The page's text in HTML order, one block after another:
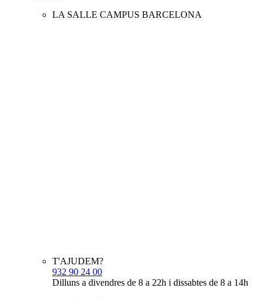
LA SALLE CAMPUS BARCELONA
T'AJUDEM?
932 90 24 00
Dilluns a divendres de 8 a 22h i dissabtes de 8 a 14h